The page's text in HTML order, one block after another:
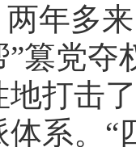
两年多
”篡党夺
地打击
体系。“